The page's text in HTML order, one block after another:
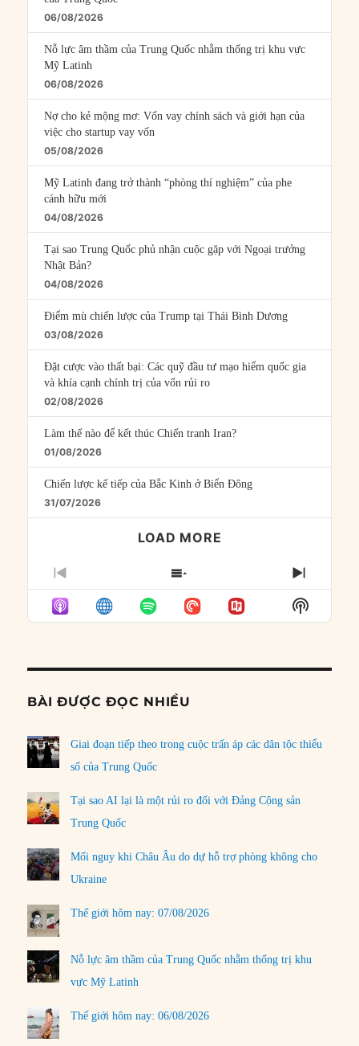
06/08/2026
Nỗ lực âm thầm của Trung Quốc nhằm thống trị khu vực
Mỹ Latinh
06/08/2026
Nợ cho kẻ mộng mơ: Vốn vay chính sách và giới hạn của
việc cho startup vay vốn
05/08/2026
Mỹ Latinh đang trở thành “phòng thí nghiệm” của phe
cánh hữu mới
04/08/2026
Tại sao Trung Quốc phủ nhận cuộc gặp với Ngoại trưởng
Nhật Bản?
04/08/2026
Điểm mù chiến lược của Trump tại Thái Bình Dương
03/08/2026
Đặt cược vào thất bại: Các quỹ đầu tư mạo hiểm quốc gia
và khía cạnh chính trị của vốn rủi ro
02/08/2026
Làm thế nào để kết thúc Chiến tranh Iran?
01/08/2026
Chiến lược kế tiếp của Bắc Kinh ở Biển Đông
31/07/2026
LOAD MORE
PREVIOUS
EPISODE
SHOW
EPISODES
LIST
NEXT
Show
Podcast
BÀI ĐƯỢC ĐỌC NHIỀU
Giai đoạn tiếp theo trong cuộc trấn áp các dân tộc thiểu
số của Trung Quốc
Tại sao AI lại là một rủi ro đối với Đảng Cộng sản
Trung Quốc
Mối nguy khi Châu Âu do dự hỗ trợ phòng không cho
Ukraine
Thế giới hôm nay: 07/08/2026
Nỗ lực âm thầm của Trung Quốc nhằm thống trị khu
vực Mỹ Latinh
Thế giới hôm nay: 06/08/2026